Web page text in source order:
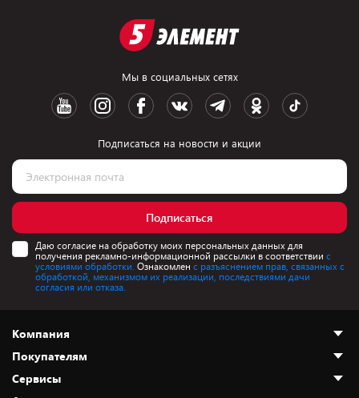
Мы в социальных сетях
Подписаться на новости и акции
Подписаться
Даю согласие на обработку моих персональных данных для
получения рекламно-информационной рассылки в соответствии с
условиями обработки. Ознакомлен с разъяснением прав, связанных с
обработкой, механизмом их реализации, последствиями дачи
согласия или отказа.
Компания
О нас
Адреса магазинов
Покупателям
Как сделать заказ
Сервисы